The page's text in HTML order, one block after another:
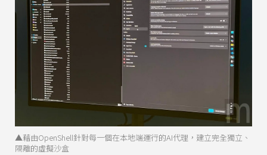
▲藉由OpenShell針對每一個在本地端運行的AI代理，建立完全獨立、
隔離的虛擬沙盒